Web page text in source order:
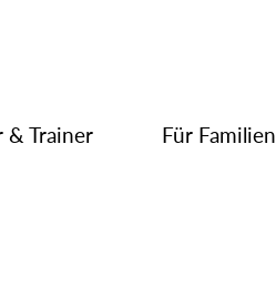
& Trainer Für Familien